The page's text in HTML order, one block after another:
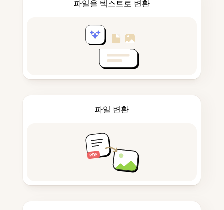
파일을 텍스트로 변환
파일 변환